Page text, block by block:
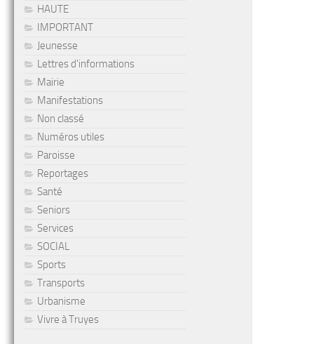
HAUTE
IMPORTANT
Jeunesse
Lettres d'informations
Mairie
Manifestations
Non classé
Numéros utiles
Paroisse
Reportages
Santé
Seniors
Services
SOCIAL
Sports
Transports
Urbanisme
Vivre à Truyes